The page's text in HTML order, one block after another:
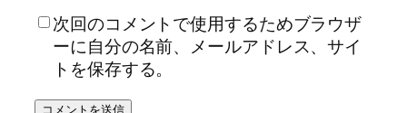
次回のコメントで使用するためブラウザ
ーに自分の名前、メールアドレス、サイ
トを保存する。